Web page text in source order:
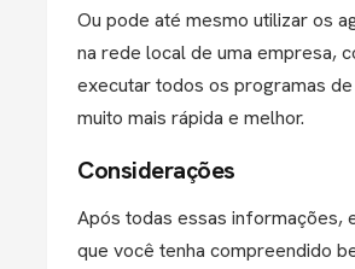
Ou pode até mesmo utilizar os
na rede local de uma empresa,
executar todos os programas de
muito mais rápida e melhor.
Considerações
Após todas essas informações,
que você tenha compreendido